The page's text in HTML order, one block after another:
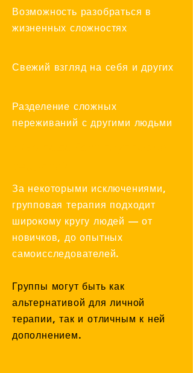
Возможность разобраться в
жизненных сложностях
Свежий взгляд на себя и других
Разделение сложных
переживаний с другими людьми
За некоторыми исключениями,
групповая терапия подходит
широкому кругу людей — от
новичков, до опытных
самоисследователей.
Группы могут быть как
альтернативой для личной
терапии,так и отличным к ней
дополнением.